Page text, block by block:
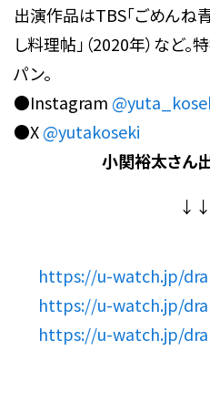
出演作品はTBS「ごめんね青
し料理帖」（2020年）など。
パン。
●Instagram
●X@yutakoseki
小関裕太さん
https://u-watch.jp/
https://u-watch.jp/
https://u-watch.jp/